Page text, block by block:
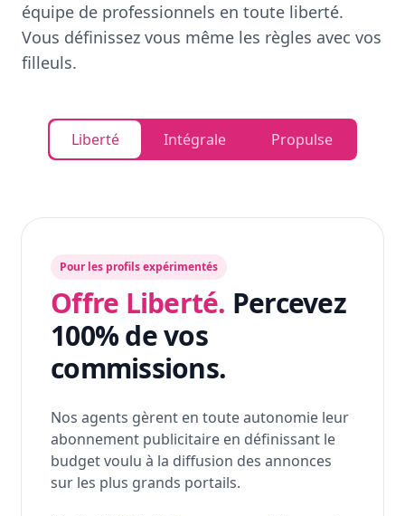
équipe de professionnels en toute liberté.
Vous définissez vous même les règles avec vos
filleuls.
Liberté Intégrale Propulse
Pour les profils expérimentés
Offre Liberté. Percevez
100% de vos
commissions.
Nos agents gèrent en toute autonomie leur
abonnement publicitaire en définissant le
budget voulu à la diffusion des annonces
sur les plus grands portails.